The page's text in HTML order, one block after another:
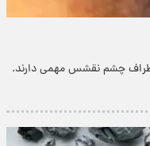
چشم نقشس مهمی دارند.